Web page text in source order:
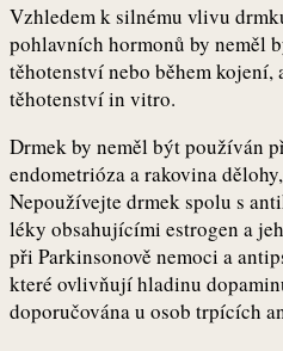
Vzhledem k silnému vlivu
pohlavních hormonů by neměl
těhotenství nebo během kojení,
těhotenství in vitro.
Drmek by neměl být používán
endometrióza a rakovina
Nepoužívejte drmek spolu s
léky obsahujícími estrogen a
při Parkinsonově nemoci a
které ovlivňují hladinu
doporučována u osob trpících